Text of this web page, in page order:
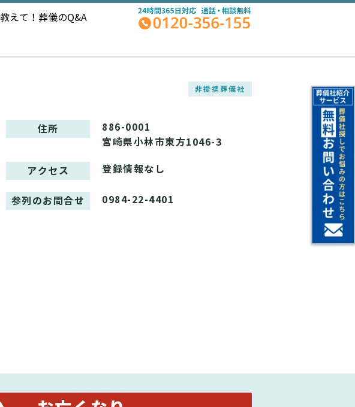
教えて！ 葬儀のQ&A
非提携葬儀社
住所
886-0001
宮崎県小林市東方1046-3
アクセス 登録情報なし
参列のお問合せ 0984-22-4401